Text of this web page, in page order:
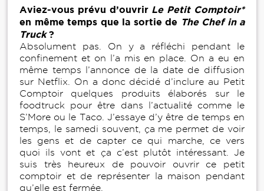
Aviez-vous prévu d’ouvrir Le Petit Comptoir*
en même temps que la sortie de The Chef in a
Truck?
Absolument pas. On y a réfléchi pendant le
confinement et on l’a mis en place. On a eu en
même temps l’annonce de la date de diffusion
sur Netflix. On a donc décidé d’inclure au Petit
Comptoir quelques produits élaborés sur le
foodtruck pour être dans l’actualité comme le
S’More ou le Taco. J’essaye d’y être de temps en
temps, le samedi souvent, ça me permet de voir
les gens et de capter ce qui marche, ce vers
quoi ils vont et ça c’est plutôt intéressant. Je
suis très heureux de pouvoir ouvrir ce petit
comptoir et de représenter la maison pendant
qu’elle est fermée.